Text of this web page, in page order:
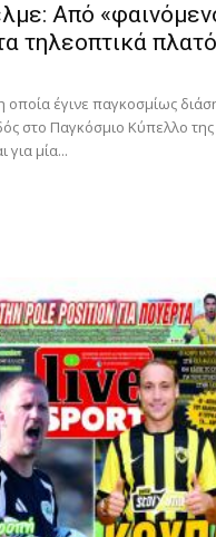
Από
τηλεοπτικά
οποία έγινε παγκοσμίως
στο Παγκόσμιο Κύπελλο της
για μία...